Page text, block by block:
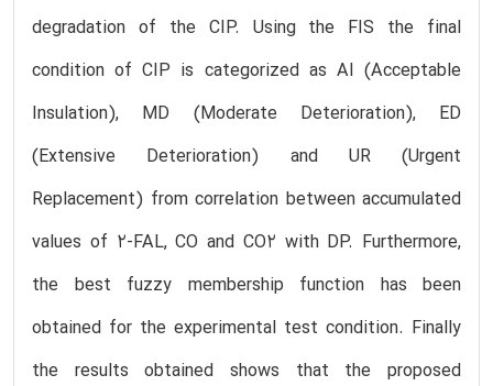
degradation of the CIP. Using the FIS the final
condition of CIP is categorized as AI (Acceptable
Insulation), MD (Moderate Deterioration), ED
(Extensive Deterioration) and UR (Urgent
Replacement) from correlation between accumulated
values of 2-FAL, CO and CO2 with DP. Furthermore,
the best fuzzy membership function has been
obtained for the experimental test condition. Finally
the results obtained shows that the proposed